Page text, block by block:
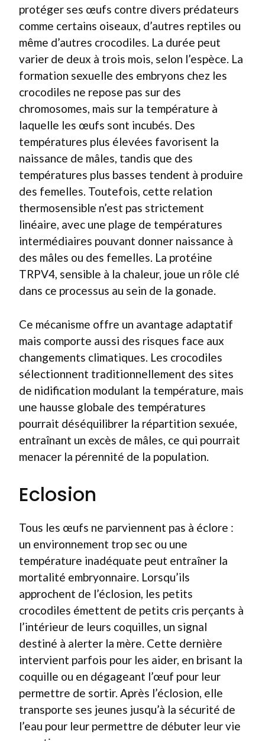
protéger ses œufs contre divers prédateurs
comme certains oiseaux, d’autres reptiles ou
même d’autres crocodiles. La durée peut
varier de deux à trois mois, selon l’espèce. La
formation sexuelle des embryons chez les
crocodiles ne repose pas sur des
chromosomes, mais sur la température à
laquelle les œufs sont incubés. Des
températures plus élevées favorisent la
naissance de mâles, tandis que des
températures plus basses tendent à produire
des femelles. Toutefois, cette relation
thermosensible n’est pas strictement
linéaire, avec une plage de températures
intermédiaires pouvant donner naissance à
des mâles ou des femelles. La protéine
TRPV4, sensible à la chaleur, joue un rôle clé
dans ce processus au sein de la gonade.
Ce mécanisme offre un avantage adaptatif
mais comporte aussi des risques face aux
changements climatiques. Les crocodiles
sélectionnent traditionnellement des sites
de nidification modulant la température, mais
une hausse globale des températures
pourrait déséquilibrer la répartition sexuée,
entraînant un excès de mâles, ce qui pourrait
menacer la pérennité de la population.
Eclosion
Tous les œufs ne parviennent pas à éclore :
un environnement trop sec ou une
température inadéquate peut entraîner la
mortalité embryonnaire. Lorsqu’ils
approchent de l’éclosion, les petits
crocodiles émettent de petits cris perçants à
l’intérieur de leurs coquilles, un signal
destiné à alerter la mère. Cette dernière
intervient parfois pour les aider, en brisant la
coquille ou en dégageant l’œuf pour leur
permettre de sortir. Après l’éclosion, elle
transporte ses jeunes jusqu’à la sécurité de
l’eau pour leur permettre de débuter leur vie